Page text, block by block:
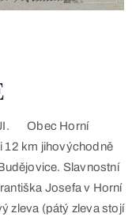
Obec Horní
12 km jihovýchodně
Slavnostní
Josefa v Horní
zleva (pátý zleva stojí